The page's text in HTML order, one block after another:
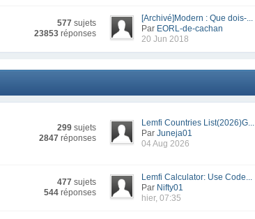
577 sujets
23853 réponses
[Archivé]Modern : Que dois-...
Par EORL-de-cachan
20 Jun 2018
299 sujets
2847 réponses
Lemfi Countries List(2026)G...
ParJuneja01
04 Aug 2026
477 sujets
544 réponses
Lemfi Calculator: Use Code...
Par Nifty01
hier, 07:35